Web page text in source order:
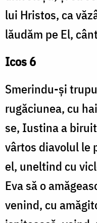
lui Hristos, ca
lăudăm pe El,
Icos 6
Smerindu-și
rugăciunea, cu
se, Iustina a
vârtos diavolul le
el, uneltind cu
Eva să o
venind, cu